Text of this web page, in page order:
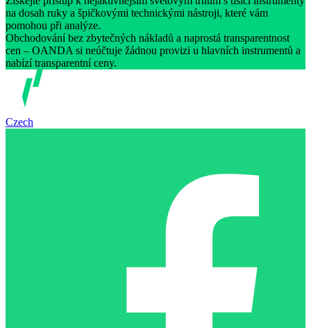
na dosah ruky a špičkovými technickými nástroji, které vám
pomohou při analýze.
Obchodování bez zbytečných nákladů a naprostá transparentnost
cen – OANDA si neúčtuje žádnou provizi u hlavních instrumentů a
nabízí transparentní ceny.
Czech